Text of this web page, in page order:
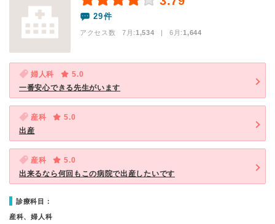
29件
アクセス数 7月:1,534 | 6月:1,644
婦人科
5.0
一番安心できる先生がいます
産科
5.0
出産
産科
5.0
出来るなら何回もこの病院で出産したいです
診療科目：
産科、婦人科